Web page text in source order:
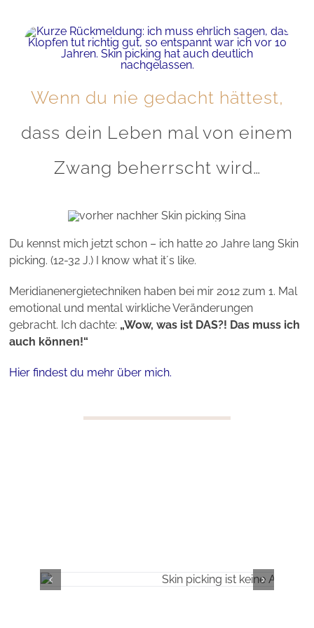
Wenn du nie gedacht hättest,
dass dein Leben mal von einem
Zwang beherrscht wird…
Du kennst mich jetzt schon – ich hatte 20 Jahre lang Skin
picking. (12-32 J.) I know what it´s like.
Meridianenergietechniken haben bei mir 2012 zum 1. Mal
emotional und mental wirkliche Veränderungen
gebracht. Ich dachte: „Wow, was ist DAS?! Das muss ich
auch können!“
Hier findest du mehr über mich.